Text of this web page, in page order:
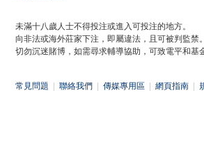
未滿十八歲人士不得投注或進入可投注的地方。
向非法或海外莊家下注，即屬違法，且可被判監禁。
切勿沉迷賭博，如需尋求輔導協助，可致電平和基
常見問題 聯絡我們 傳媒專用區 網頁指南